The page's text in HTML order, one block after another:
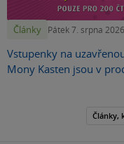
Články Pátek 7. srpna 2026
Vstupenky na
Mony Kasten jsou v
Články,